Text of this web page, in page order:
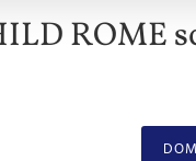
ROME